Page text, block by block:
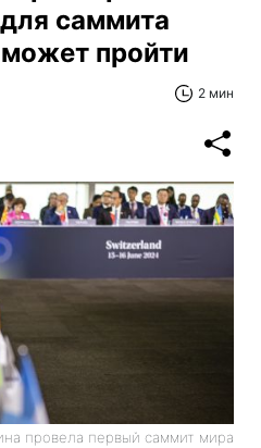
саммита
пройти
2 мин
провела первый саммит мира